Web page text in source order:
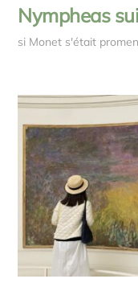
Nympheas
si Monet s'était